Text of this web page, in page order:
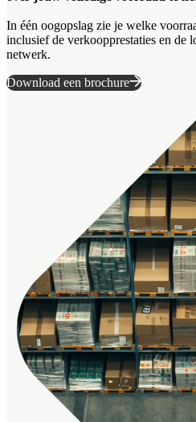
In één oogopslag zie je welke
inclusief de verkoopprestaties en de
netwerk.
Download een brochure